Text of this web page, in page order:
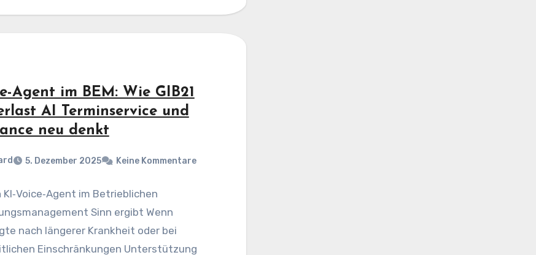
Agent im BEM: Wie GIB21
AI Terminservice und
neu denkt
5. Dezember 2025 Keine Kommentare
KI‑Voice‑Agent im Betrieblichen
Sinn ergibt Wenn
nach längerer Krankheit oder bei
Einschränkungen Unterstützung